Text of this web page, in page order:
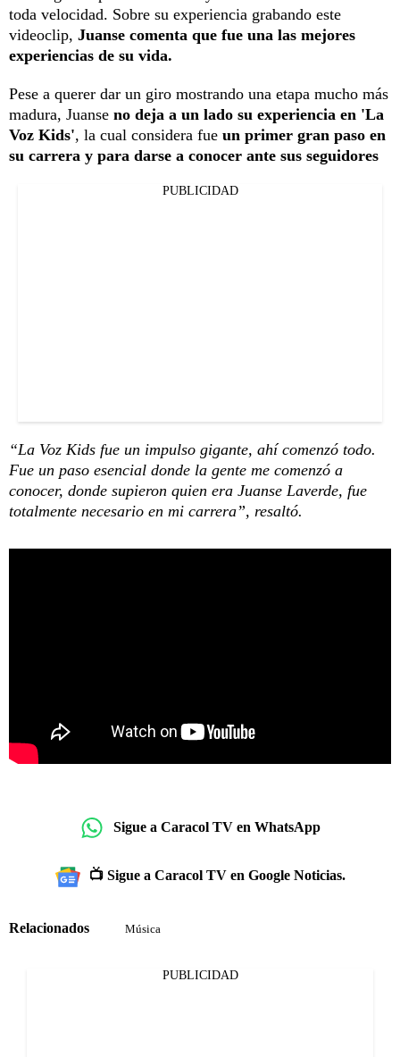
toda velocidad. Sobre su experiencia grabando este
videoclip, Juanse comenta que fue una las mejores
experiencias de su vida.
Pese a querer dar un giro mostrando una etapa mucho más
madura, Juanse no deja a un lado su experiencia en 'La
Voz Kids', la cual considera fue un primer gran paso en
su carrera y para darse a conocer ante sus seguidores
PUBLICIDAD
“La Voz Kids fue un impulso gigante, ahí comenzó todo.
Fue un paso esencial donde la gente me comenzó a
conocer, donde supieron quien era Juanse Laverde, fue
totalmente necesario en mi carrera”, resaltó.
Sigue a Caracol TV en WhatsApp
📺 Sigue a Caracol TV en Google Noticias.
Relacionados Música
PUBLICIDAD